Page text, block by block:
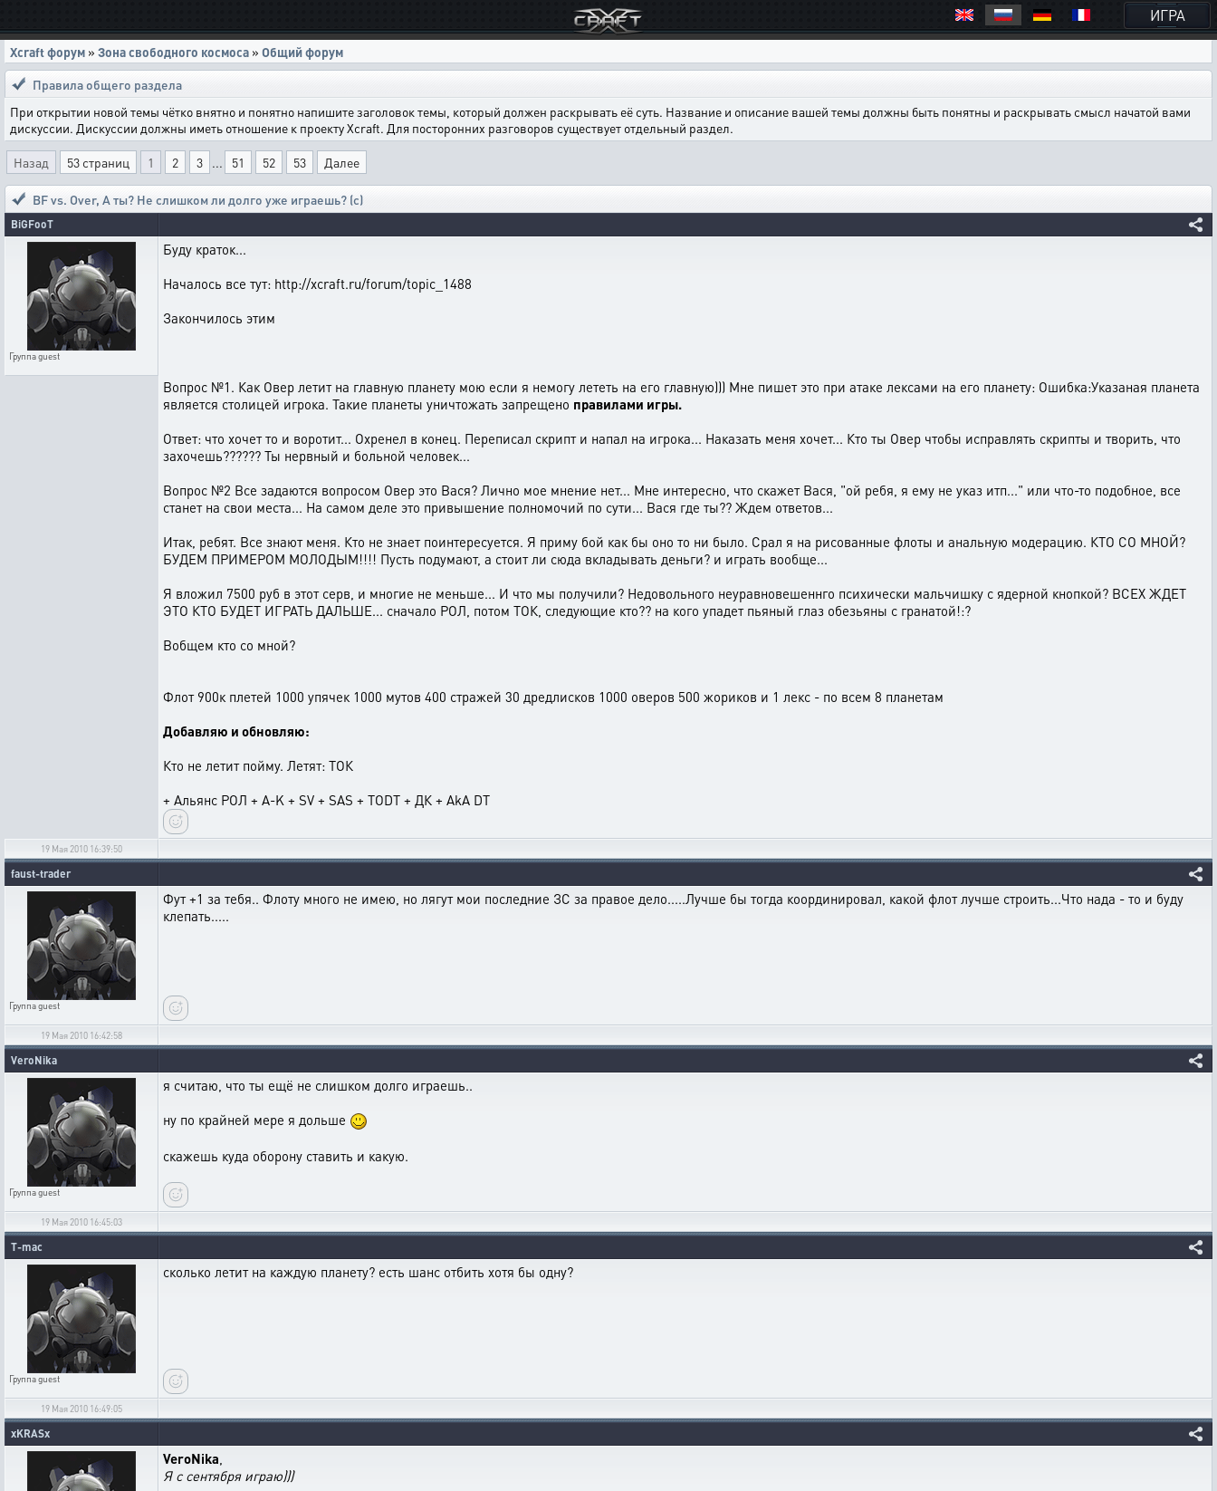
ИГРА
Xcraft форум » Зона свободного космоса » Общий форум
Правила общего раздела
При открытии новой темы чётко внятно и понятно напишите заголовок темы, который должен раскрывать её суть. Название и описание вашей темы должны быть понятны и раскрывать смысл начатой вами
дискуссии. Дискуссии должны иметь отношение к проекту Xcraft. Для посторонних разговоров существует отдельный раздел.
Назад 53 страниц 1 2 3 ... 51 52 53 Далее
BF vs. Over, А ты? Не слишком ли долго уже играешь? (с)
BiGFooT
Группаguest
Буду краток...
Началось все тут: http://xcraft.ru/forum/topic_1488
Закончилось этим
Вопрос №1. Как Овер летит на главную планету мою если я немогу лететь на его главную))) Мне пишет это при атаке лексами на его планету: Ошибка:Указаная планета
является столицей игрока. Такие планеты уничтожать запрещено правилами игры.
Ответ: что хочет то и воротит... Охренел в конец. Переписал скрипт и напал на игрока... Наказать меня хочет... Кто ты Овер чтобы исправлять скрипты и творить, что
захочешь?????? Ты нервный и больной человек...
Вопрос №2 Все задаются вопросом Овер это Вася? Лично мое мнение нет... Мне интересно, что скажет Вася, "ой ребя, я ему не указ итп..." или что-то подобное, все
станет на свои места... На самом деле это привышение полномочий по сути... Вася где ты?? Ждем ответов...
Итак, ребят. Все знают меня. Кто не знает поинтересуется. Я приму бой как бы оно то ни было. Срал я на рисованные флоты и анальную модерацию. КТО СО МНОЙ?
БУДЕМ ПРИМЕРОМ МОЛОДЫМ!!!! Пусть подумают, а стоит ли сюда вкладывать деньги? и играть вообще...
Я вложил 7500 руб в этот серв, и многие не меньше... И что мы получили? Недовольного неуравновешеннго психически мальчишку с ядерной кнопкой? ВСЕХ ЖДЕТ
ЭТО КТО БУДЕТ ИГРАТЬ ДАЛЬШЕ... сначало РОЛ, потом ТОК, следующие кто?? на кого упадет пьяный глаз обезьяны с гранатой!:?
Вобщем кто со мной?
Флот 900к плетей 1000 упячек 1000 мутов 400 стражей 30 дредлисков 1000 оверов 500 жориков и 1 лекс - по всем 8 планетам
Добавляю и обновляю:
Кто не летит пойму. Летят: ТОК
+ Альянс РОЛ + A-K + SV + SAS + TODT + ДК + AkA DT
19 Мая 2010 16:39:50
faust-trader
Группаguest
Фут +1 за тебя.. Флоту много не имею, но лягут мои последние ЗС за правое дело.....Лучше бы тогда координировал, какой флот лучше строить...Что нада - то и буду
клепать.....
19 Мая 2010 16:42:58
VeroNika
Группаguest
я считаю, что ты ещё не слишком долго играешь..
ну по крайней мере я дольше
скажешь куда оборону ставить и какую.
19 Мая 2010 16:45:03
T-mac
Группаguest
сколько летит на каждую планету? есть шанс отбить хотя бы одну?
19 Мая 2010 16:49:05
xKRASx
VeroNika,
Я с сентября играю)))